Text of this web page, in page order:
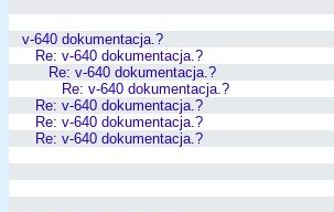
v-640 dokumentacja.?
Re: v-640 dokumentacja.?
Re: v-640 dokumentacja.?
Re: v-640 dokumentacja.?
Re: v-640 dokumentacja.?
Re: v-640 dokumentacja.?
Re: v-640 dokumentacja.?